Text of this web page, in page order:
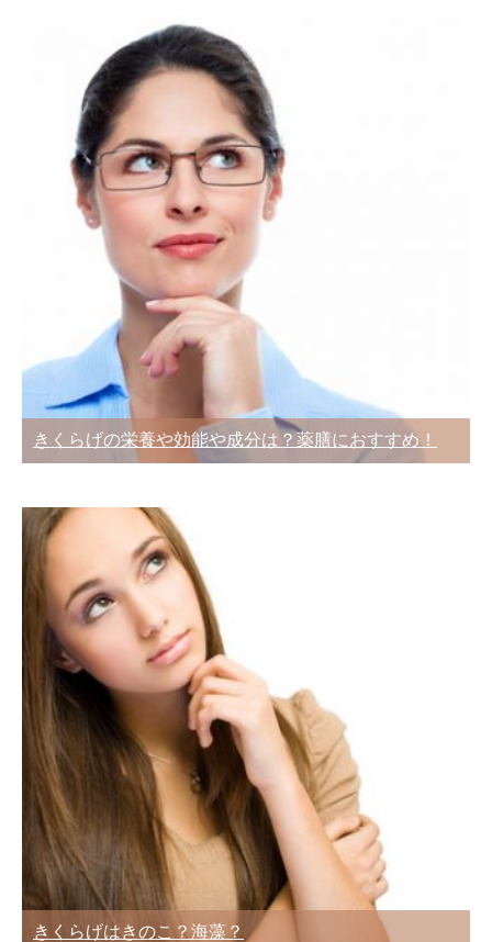
きくらげの栄養や効能や成分は？薬膳におすすめ！
きくらげはきのこ？海藻？